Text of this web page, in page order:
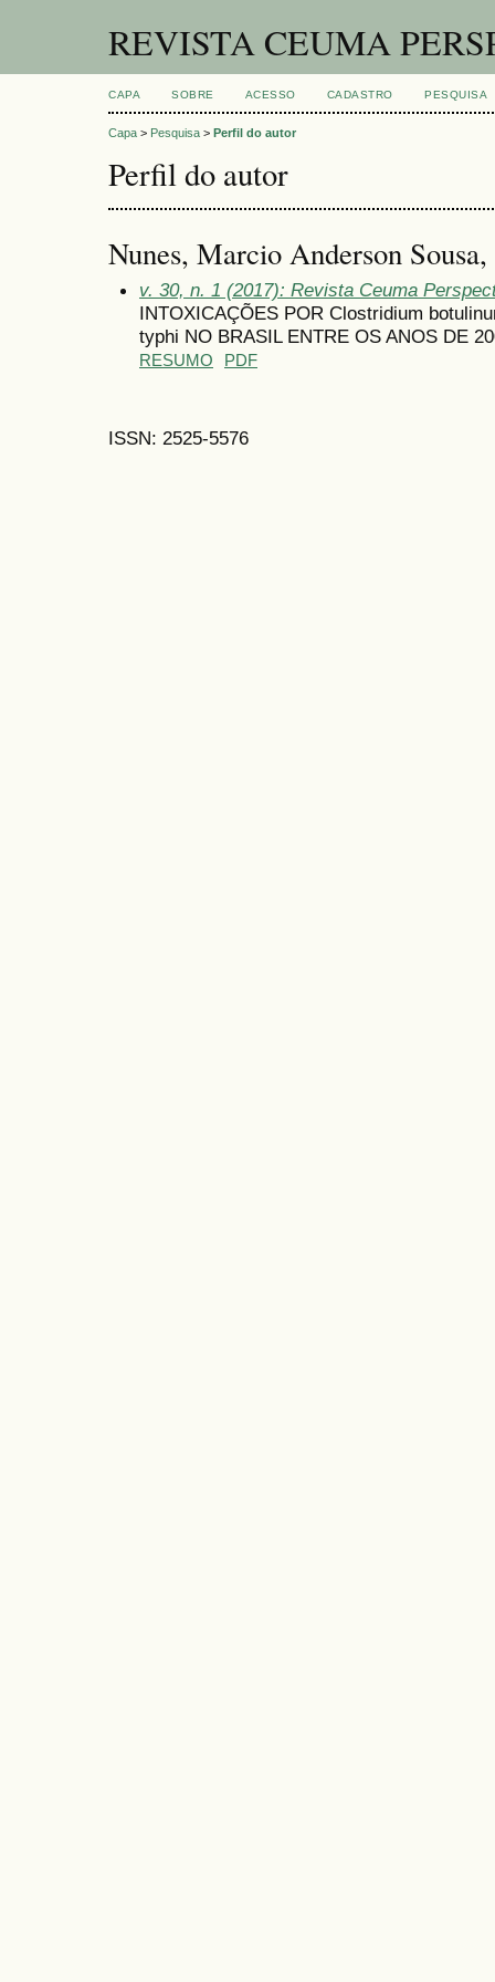
REVISTA CEUMA
CAPA SOBRE ACESSO CADASTRO PESQUISA
Capa > Pesquisa > Perfil do autor
Perfil do autor
Nunes, Marcio Anderson
v. 30, n. 1 (2017): Revista Ceuma
INTOXICAÇÕES POR Clostridium
typhi NO BRASIL ENTRE OS ANOS DE
RESUMO PDF
ISSN: 2525-5576